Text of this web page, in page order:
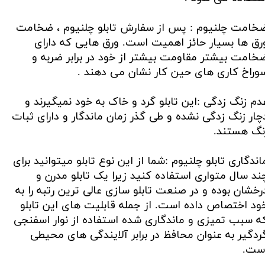
چلنیوم : پس از سفارش تابلو چلنیوم ، ضخامت
ها بسیار حائز اهمیت است. ورق هایی که دارای
بیشتر مقاومت بیشتر از خود در برابر ضربه و
کاری های حین کار نشان می دهند .
زنگ زدگی :این تابلو گرد و خاک به خود نمیگیرند و
زنگ زدگی نشده و طی گذر زمان ماندگار و دارای ثبات
هستند.
تابلو چلنیوم :شما از این نوع تابلو میتوانید برای
سال متواری استفاده کنید زیرا یک تابلو مدرن و
بوده و در صنعت تابلو سازی عالی ترین رتبه را به
اختصاص داده است. از جمله قابلیت های این تابلو
سبب تمیزی و ماندگاری شده استفاده از نوار اسفنجی
به عنوان محافظ در برابر آلایندگی های محیطی